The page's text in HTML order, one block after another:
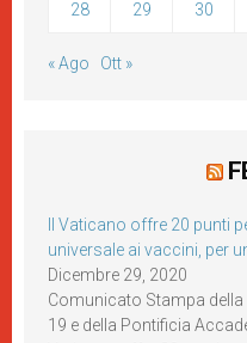
28 29 30
« Ago Ott »
Il Vaticano offre 20 punti
universale ai vaccini, per
Dicembre 29, 2020
Comunicato Stampa
19 e della Pontificia